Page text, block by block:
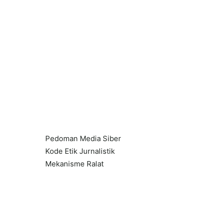
Pedoman Media Siber
Kode Etik Jurnalistik
Mekanisme Ralat